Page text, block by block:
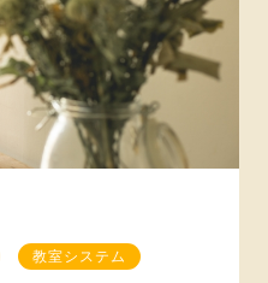
教室システム